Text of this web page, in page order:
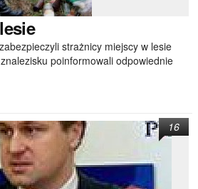
strażnicy miejscy w lesie
poinformowali odpowiednie
16